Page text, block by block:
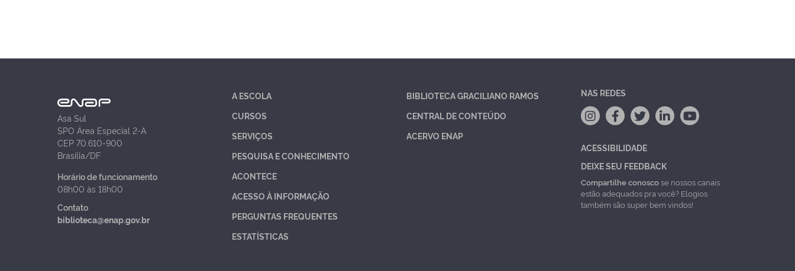
Asa Sul
SPO Área Especial 2-A
CEP 70.610-900
Brasília/DF
Horário de funcionamento
08h00 às 18h00
Contato
biblioteca@enap.gov.br
A ESCOLA
CURSOS
SERVIÇOS
PESQUISA E CONHECIMENTO
ACONTECE
ACESSO À INFORMAÇÃO
PERGUNTAS FREQUENTES
ESTATÍSTICAS
BIBLIOTECA GRACILIANO RAMOS
CENTRAL DE CONTEÚDO
ACERVO ENAP
NAS REDES
ACESSIBILIDADE
DEIXE SEU FEEDBACK
Compartilhe conoscose nossos canais
estão adequados pra você? Elogios
também são super bem vindos!